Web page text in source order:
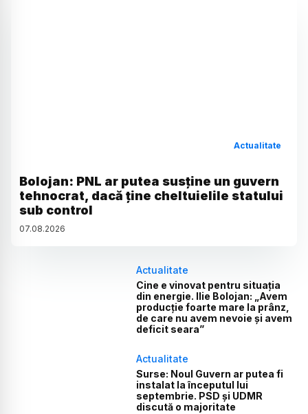
Actualitate
Bolojan: PNL ar putea susține un guvern
tehnocrat, dacă ține cheltuielile statului
sub control
07.08.2026
Actualitate
Cine e vinovat pentru situația
din energie. Ilie Bolojan: „Avem
producție foarte mare la prânz,
de care nu avem nevoie și avem
deficit seara”
Actualitate
Surse: Noul Guvern ar putea fi
instalat la începutul lui
septembrie. PSD și UDMR
discută o majoritate